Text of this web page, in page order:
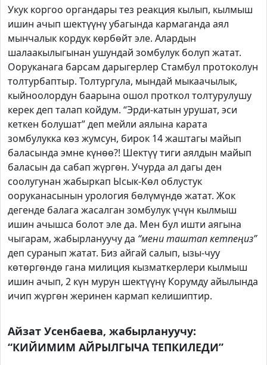
Укук коргоо органдары тез реакция кылып, кылмыш
ишин ачып шектүүнү убагында кармаганда аял
мынчалык кордук көрбөйт эле. Алардын
шалаакылыгынан ушундай зомбулук болуп жатат.
Ооруканага барсам дарыгерлер Стамбул протоколун
толтурбаптыр. Толтургула, мындай мыкаачылык,
кыйноолордун баарына ошол проткол толтурулушу
керек деп талап койдум. “Эрди-катын урушат, эси
кеткен болушат”деп мейли аялына карата
зомбулукка көз жумсун, бирок 14 жаштагы майып
баласында эмне күнөө?! Шектүү тиги аялдын майып
баласын да сабап жүргөн. Учурда ал дагы ден
соолугунан жабыркап Ысык-Көл облустук
ооруканасынын урология бөлүмүндө жатат. Жок
дегенде балага жасалган зомбулук үчүн кылмыш
ишин ачышса болот эле да. Мен бул ишти аягына
чыгарам, жабырлануучу да “мени таштап кетпеңиз”
деп суранып жатат. Биз айгай салып, ызы-чуу
көтөргөндө гана милиция кызматкерлери кылмыш
ишин ачып, 2 күн мурун шектүүнү Корумду айылында
ичип жүргөн жеринен кармап келишиптир.
Айзат Усенбаева, жабырлануучу:
“КИЙИМИМ АЙРЫЛГЫЧА ТЕПКИЛЕДИ”